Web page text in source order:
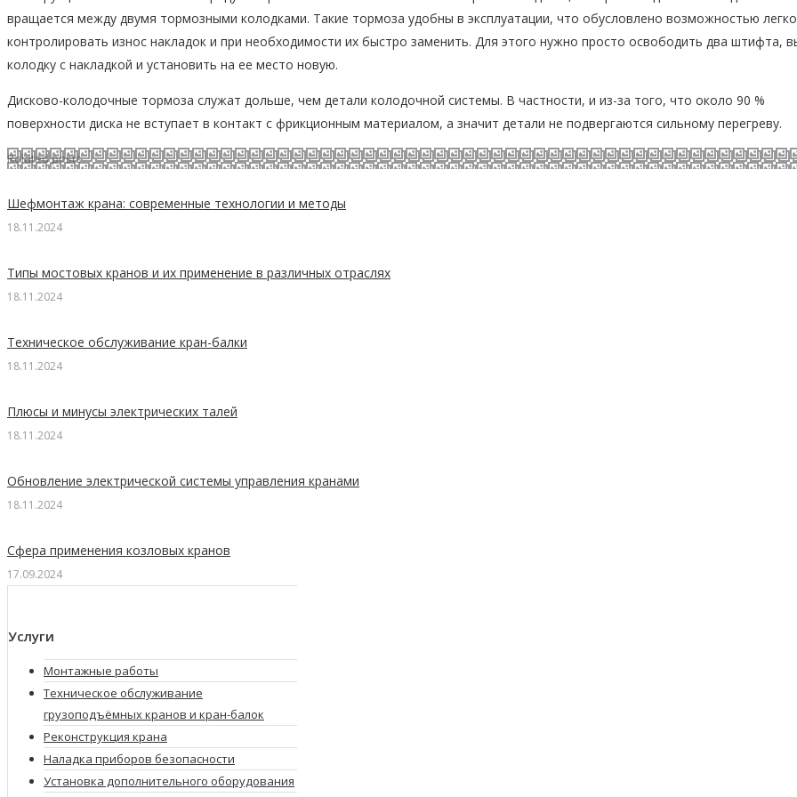
вращается между двумя тормозными колодками. Такие тормоза удобны в эксплуатации, что обусловлено возможностью легко
контролировать износ накладок и при необходимости их быстро заменить. Для этого нужно просто освободить два штифта,
колодку с накладкой и установить на ее место новую.
Дисково-колодочные тормоза служат дольше, чем детали колодочной системы. В частности, и из-за того, что около 90 %
поверхности диска не вступает в контакт с фрикционным материалом, а значит детали не подвергаются сильному перегреву.
Related posts
Шефмонтаж крана: современные технологии и методы
18.11.2024
Типы мостовых кранов и их применение в различных отраслях
18.11.2024
Техническое обслуживание кран-балки
18.11.2024
Плюсы и минусы электрических талей
18.11.2024
Обновление электрической системы управления кранами
18.11.2024
Сфера применения козловых кранов
17.09.2024
Услуги
Монтажные работы
Техническое обслуживание
грузоподъёмных кранов и кран-балок
Реконструкция крана
Наладка приборов безопасности
Установка дополнительного оборудования